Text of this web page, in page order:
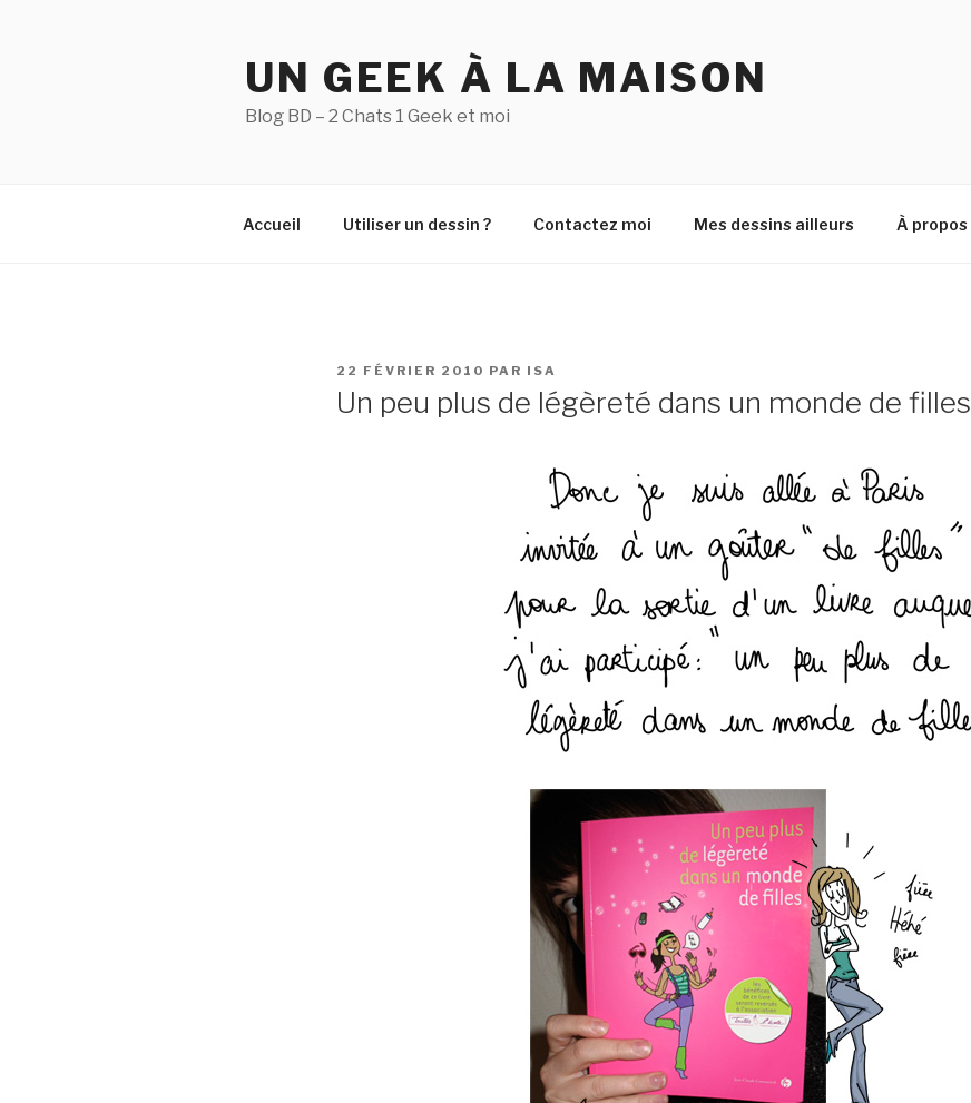
UN GEEK À LA MAISON
Blog BD – 2 Chats 1 Geek et moi
Accueil Utiliser un dessin ? Contactez moi Mes dessins ailleurs À propos
PUBLIÉ
22 FÉVRIER 2010 PAR ISA
Un peu plus de légèreté dans un monde de filles